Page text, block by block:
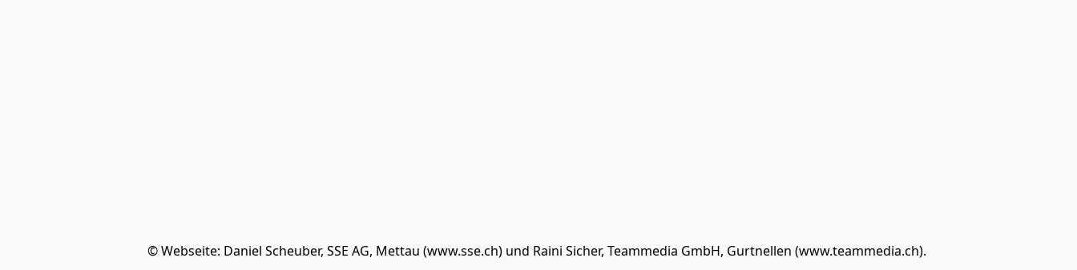
© Webseite: Daniel Scheuber, SSE AG, Mettau (www.sse.ch) und Raini Sicher, Teammedia GmbH, Gurtnellen (www.teammedia.ch).